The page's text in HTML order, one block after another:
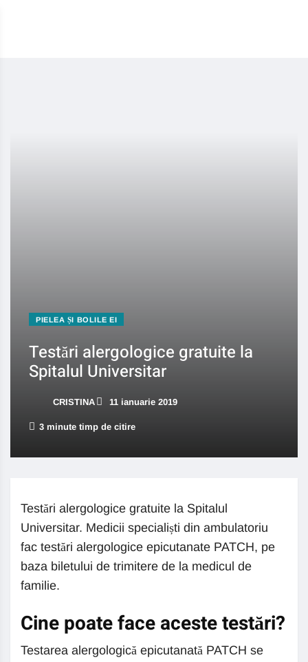
PIELEA ȘI BOLILE EI
Testări alergologice gratuite la
Spitalul Universitar
CRISTINA 11 ianuarie 2019
3 minute timp de citire
Testări alergologice gratuite la Spitalul
Universitar. Medicii specialiști din ambulatoriu
fac testări alergologice epicutanate PATCH, pe
baza biletului de trimitere de la medicul de
familie.
Cine poate face aceste testări?
Testarea alergologică epicutanată PATCH se